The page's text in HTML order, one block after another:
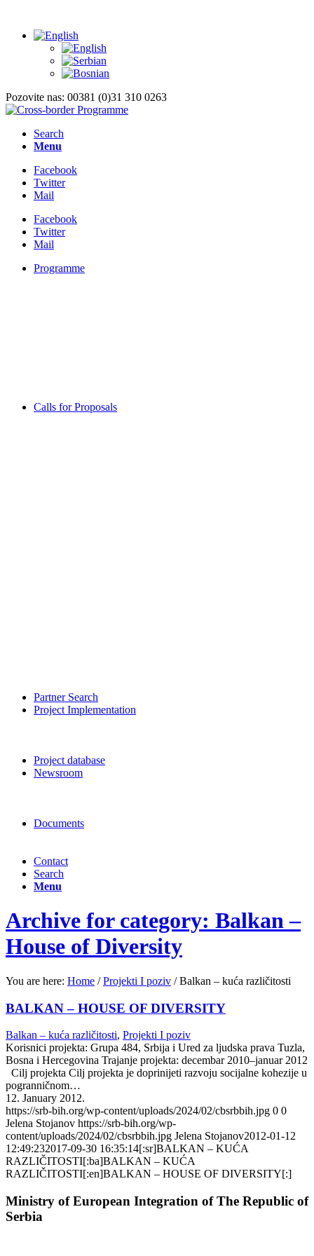
Pozovite nas: 00381 (0)31 310 0263
Search
Menu
Facebook
Twitter
Mail
Facebook
Twitter
Mail
Programme
Calls for Proposals
Partner Search
Project Implementation
Project database
Newsroom
Documents
Contact
Search
Menu
Archive for category: Balkan –
House of Diversity
You are here: Home / Projekti I poziv / Balkan – kuća različitosti
BALKAN – HOUSE OF DIVERSITY
Balkan – kuća različitosti, Projekti I poziv
Korisnici projekta: Grupa 484, Srbija i Ured za ljudska prava Tuzla,
Bosna i Hercegovina Trajanje projekta: decembar 2010–januar 2012
Cilj projekta Cilj projekta je doprinijeti razvoju socijalne kohezije u
pogranničnom…
12. January 2012.
https://srb-bih.org/wp-content/uploads/2024/02/cbsrbbih.jpg 0 0
Jelena Stojanov https://srb-bih.org/wp-
content/uploads/2024/02/cbsrbbih.jpg Jelena Stojanov2012-01-12
12:49:232017-09-30 16:35:14[:sr]BALKAN – KUĆA
RAZLIČITOSTI[:ba]BALKAN – KUĆA
RAZLIČITOSTI[:en]BALKAN – HOUSE OF DIVERSITY[:]
Ministry of European Integration of The Republic of
Serbia